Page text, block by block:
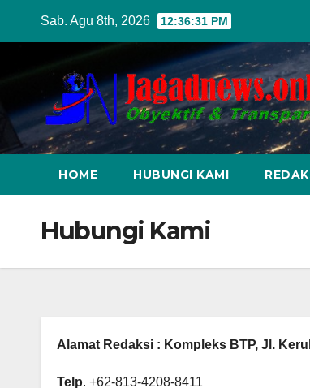
Sab. Agu 8th, 2026 12:36:32 PM
HOME HUBUNGI KAMI
Hubungi Kami
Alamat Redaksi : Kompleks BTP, Jl.
Telp. +62-813-4208-8411